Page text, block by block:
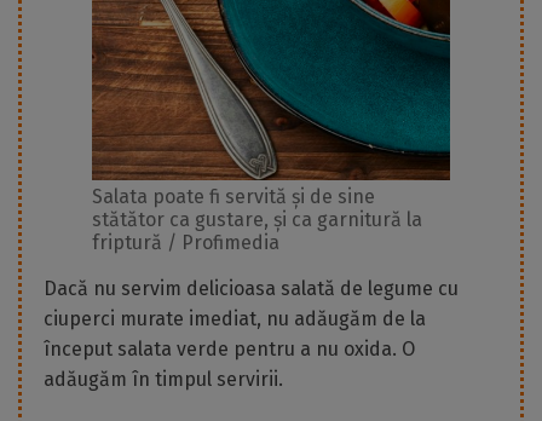
Salata poate fi servită și de sine
stătător ca gustare, și ca garnitură la
friptură / Profimedia
Dacă nu servim delicioasa salată de legume cu
ciuperci murate imediat, nu adăugăm de la
început salata verde pentru a nu oxida. O
adăugăm în timpul servirii.